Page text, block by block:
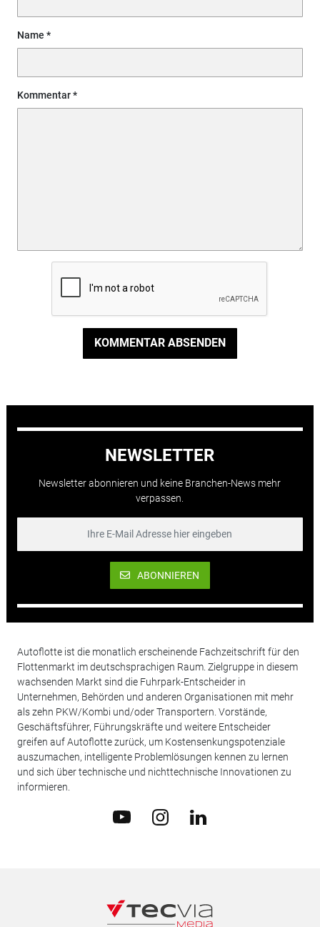
Name
Kommentar
KOMMENTAR ABSENDEN
NEWSLETTER
Newsletter abonnieren und keine Branchen-News mehr
verpassen.
ABONNIEREN
Autoflotte ist die monatlich erscheinende Fachzeitschrift für den
Flottenmarkt im deutschsprachigen Raum. Zielgruppe in diesem
wachsenden Markt sind die Fuhrpark-Entscheider in
Unternehmen, Behörden und anderen Organisationen mit mehr
als zehn PKW/Kombi und/oder Transportern. Vorstände,
Geschäftsführer, Führungskräfte und weitere Entscheider
greifen auf Autoflotte zurück, um Kostensenkungspotenziale
auszumachen, intelligente Problemlösungen kennen zu lernen
und sich über technische und nichttechnische Innovationen zu
informieren.